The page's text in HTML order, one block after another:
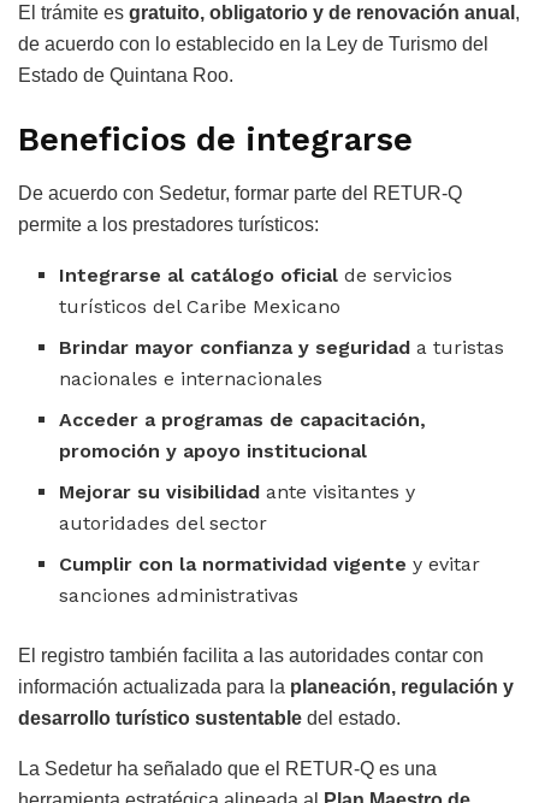
El trámite es gratuito, obligatorio y de renovación anual ,
de acuerdo con lo establecido en la Ley de Turismo del
Estado de Quintana Roo.
Beneficios de integrarse
De acuerdo con Sedetur, formar parte del RETUR-Q
permite a los prestadores turísticos:
Integrarse al catálogo oficial de servicios
turísticos del Caribe Mexicano
Brindar mayor confianza y seguridad a turistas
nacionales e internacionales
Acceder a programas de capacitación,
promoción y apoyo institucional
Mejorar su visibilidad ante visitantes y
autoridades del sector
Cumplir con la normatividad vigente y evitar
sanciones administrativas
El registro también facilita a las autoridades contar con
información actualizada para la planeación, regulación y
desarrollo turístico sustentable del estado.
La Sedetur ha señalado que el RETUR-Q es una